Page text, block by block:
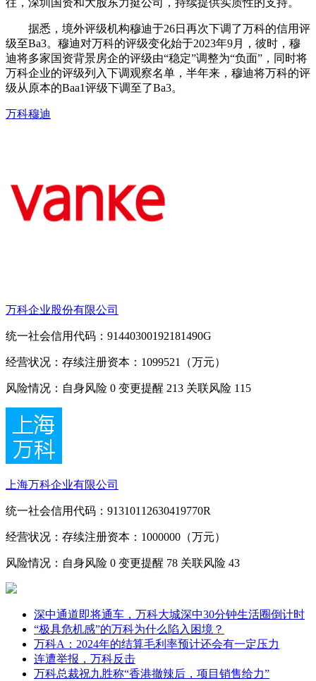
往，深圳国资和大股东力挺公司，持续提供实质性的支持。
据悉，境外评级机构穆迪于26日再次下调了万科的信用评
级至Ba3。穆迪对万科的评级变化始于2023年9月，彼时，穆
迪将多家国资背景房企的评级由“稳定”调整为“负面”，同时将
万科企业的评级列入下调观察名单，半年来，穆迪将万科的评
级从原本的Baa1评级下调至了Ba3。
万科穆迪
万科企业股份有限公司
统一社会信用代码：91440300192181490G
经营状况：存续注册资本：1099521（万元）
风险情况：自身风险 0 变更提醒 213 关联风险 115
上海万科企业有限公司
统一社会信用代码：91310112630419770R
经营状况：存续注册资本：1000000（万元）
风险情况：自身风险 0 变更提醒 78 关联风险 43
深中通道即将通车，万科大城深中30分钟生活圈倒计时
“极具危机感”的万科为什么陷入困境？
万科A：2024年的结算毛利率预计还会有一定压力
连遭举报，万科反击
万科总裁祝九胜称“香港撤辣后，项目销售给力”